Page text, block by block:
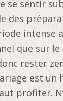
se sentir
des
intense
que sur le
rester
est un
profiter.